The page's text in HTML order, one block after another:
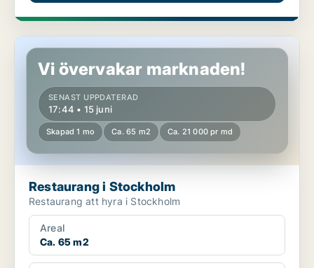
Restaurang i Stockholm
Vi övervakar marknaden!
SENAST UPPDATERAD
17:44 • 15 juni
Skapad 1 mo Ca. 65 m2 Ca. 21 000 pr md
Restaurang i Stockholm
Restaurang att hyra i Stockholm
Areal
Ca. 65 m2